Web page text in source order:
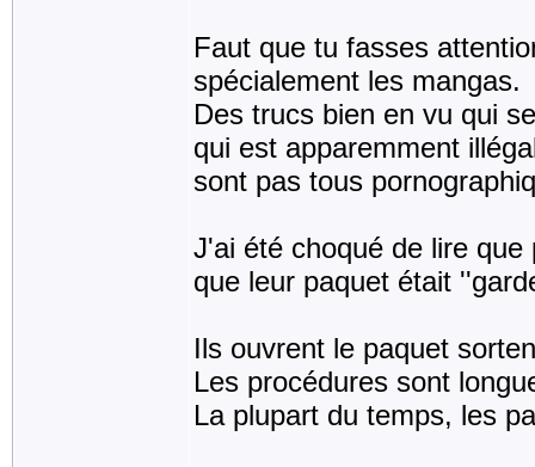
Faut que tu fasses
spécialement les mangas.
Des trucs bien en vu qui
qui est apparemment
sont pas tous
J'ai été choqué de lire
que leur paquet était
Ils ouvrent le paquet
Les procédures sont
La plupart du temps, les